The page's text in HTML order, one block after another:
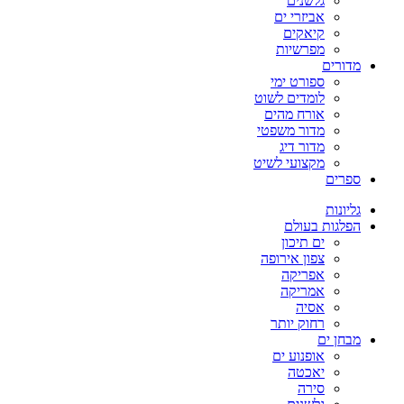
אביזרי ים
קיאקים
מפרשיות
מדורים
ספורט ימי
לומדים לשוט
אורח מהים
מדור משפטי
מדור דיג
מקצועי לשיט
ספרים
גליונות
הפלגות בעולם
ים תיכון
צפון אירופה
אפריקה
אמריקה
אסיה
רחוק יותר
מבחן ים
אופנוע ים
יאכטה
סירה